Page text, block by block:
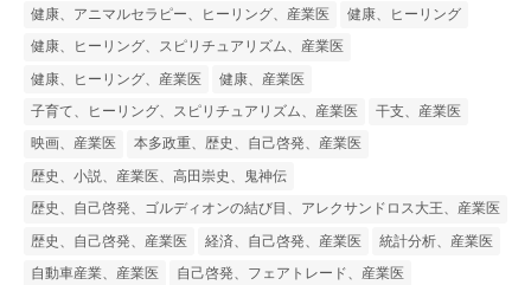
健康、アニマルセラピー、ヒーリング、産業医
健康、ヒーリング
健康、ヒーリング、スピリチュアリズム、産業医
健康、ヒーリング、産業医
健康、産業医
子育て、ヒーリング、スピリチュアリズム、産業医
干支、産業医
映画、産業医
本多政重、歴史、自己啓発、産業医
歴史、小説、産業医、高田崇史、鬼神伝
歴史、自己啓発、ゴルディオンの結び目、アレクサンドロス大王、産業医
歴史、自己啓発、産業医
経済、自己啓発、産業医
統計分析、産業医
自動車産業、産業医
自己啓発、フェアトレード、産業医